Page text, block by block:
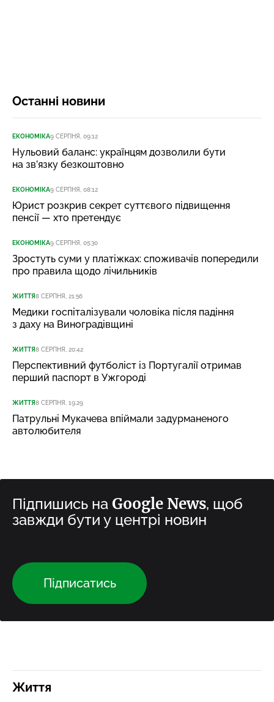
Останні новини
ЕКОНОМІКА9 СЕРПНЯ, 09:12
Нульовий баланс: українцям дозволили бути
на зв’язку безкоштовно
ЕКОНОМІКА9 СЕРПНЯ, 08:12
Юрист розкрив секрет суттєвого підвищення
пенсії — хто претендує
ЕКОНОМІКА9 СЕРПНЯ, 05:30
Зростуть суми у платіжках: споживачів попередили
про правила щодо лічильників
ЖИТТЯ8 СЕРПНЯ, 21:56
Медики госпіталізували чоловіка після падіння
з даху на Виноградівщині
ЖИТТЯ8 СЕРПНЯ, 20:42
Перспективний футболіст із Португалії отримав
перший паспорт в Ужгороді
ЖИТТЯ8 СЕРПНЯ, 19:29
Патрульні Мукачева впіймали задурманеного
автолюбителя
Підпишись на Google News, щоб
завжди бути у центрі новин
Підписатись
Життя